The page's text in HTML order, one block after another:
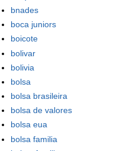
bnades
boca juniors
boicote
bolivar
bolivia
bolsa
bolsa brasileira
bolsa de valores
bolsa eua
bolsa familia